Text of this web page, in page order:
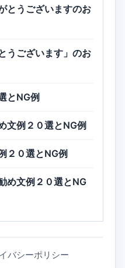
とうございますのお
うございます」のお
とNG例
文例２０選とNG例
２０選とNG例
め文例２０選とNG
バシーポリシー